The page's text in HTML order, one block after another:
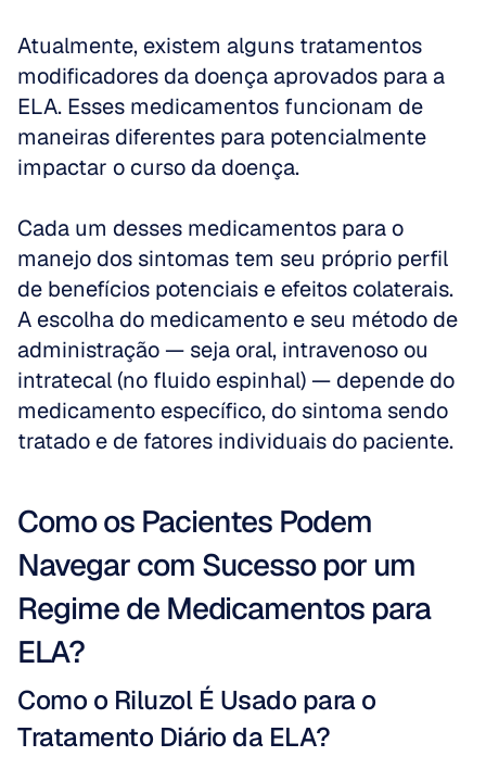
Atualmente, existem alguns tratamentos
modificadores da doença aprovados para a
ELA. Esses medicamentos funcionam de
maneiras diferentes para potencialmente
impactar o curso da doença.
Cada um desses medicamentos para o
manejo dos sintomas tem seu próprio perfil
de benefícios potenciais e efeitos colaterais.
A escolha do medicamento e seu método de
administração — seja oral, intravenoso ou
intratecal (no fluido espinhal) — depende do
medicamento específico, do sintoma sendo
tratado e de fatores individuais do paciente.
Como os Pacientes Podem
Navegar com Sucesso por um
Regime de Medicamentos para
ELA?
Como o Riluzol É Usado para o
Tratamento Diário da ELA?